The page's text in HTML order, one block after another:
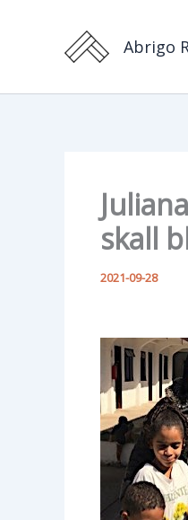
Abrigo
skall
2021-09-28